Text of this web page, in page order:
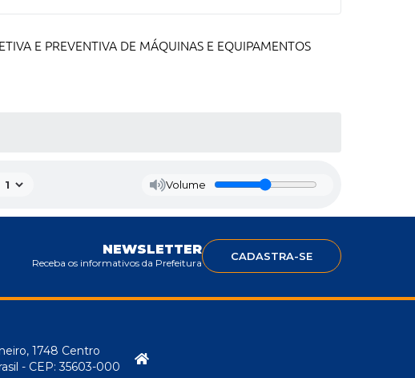
E PREVENTIVA DE MÁQUINAS E EQUIPAMENTOS
Volume
NEWSLETTER
Receba os informativos da Prefeitura
CADASTRA-SE
1748 Centro
- CEP: 35603-000